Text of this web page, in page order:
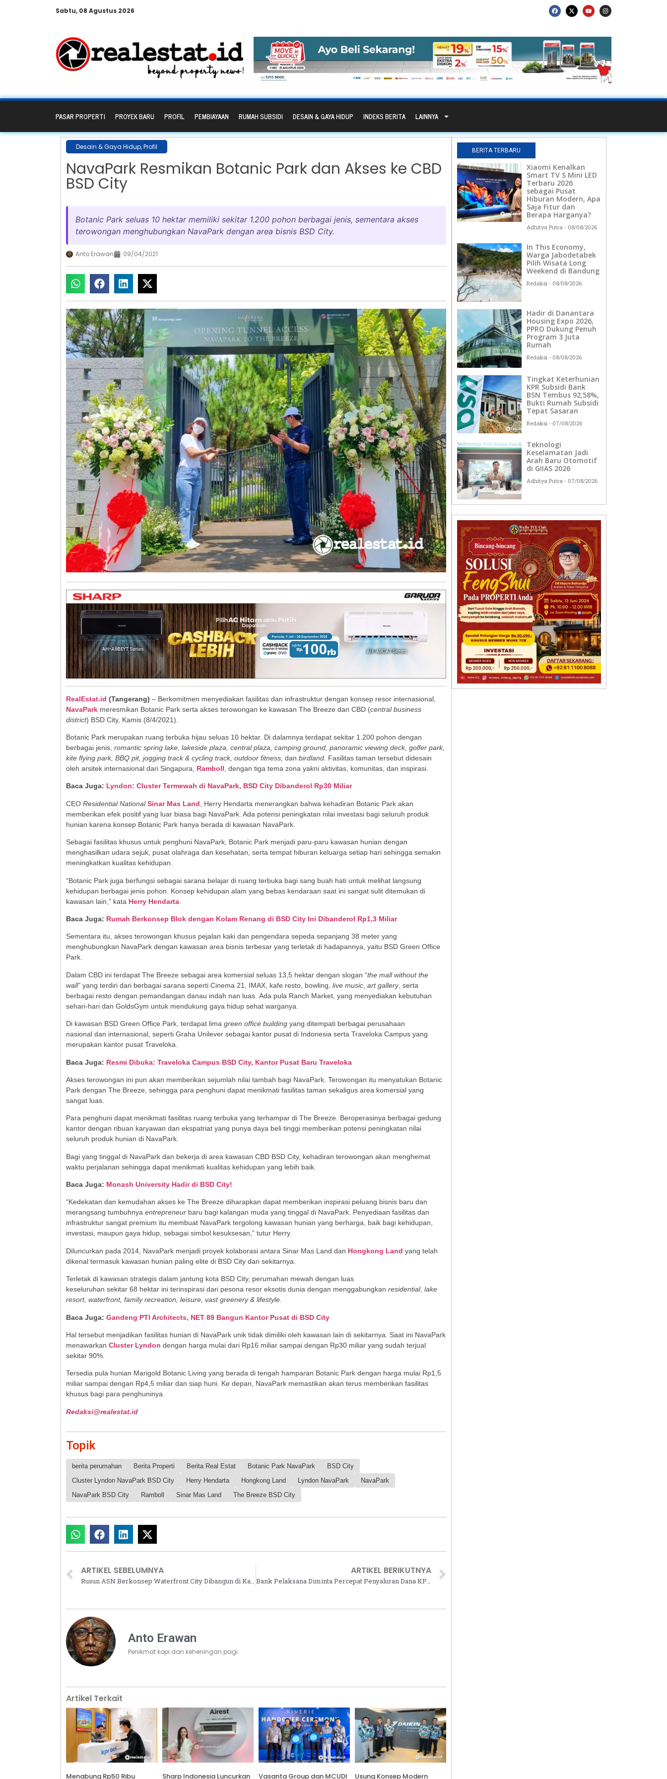
Sabtu, 08 Agustus 2026
PASAR PROPERTI PROYEK BARU PROFIL PEMBIAYAAN RUMAH SUBSIDI DESAIN & GAYA HIDUP INDEKS BERITA LAINNYA
Desain & Gaya Hidup,Profil
NavaPark Resmikan Botanic Park dan Akses ke CBD
BSD City
Botanic Park seluas 10 hektar memiliki sekitar 1.200 pohon berbagai jenis, sementara akses
terowongan menghubungkan NavaPark dengan area bisnis BSD City.
Anto Erawan 09/04/2021
RealEstat.id (Tangerang) – Berkomitmen menyediakan fasilitas dan infrastruktur dengan konsep resor internasional,
NavaPark meresmikan Botanic Park serta akses terowongan ke kawasan The Breeze dan CBD (central business
district) BSD City, Kamis (8/4/2021).
Botanic Park merupakan ruang terbuka hijau seluas 10 hektar. Di dalamnya terdapat sekitar 1.200 pohon dengan
berbagai jenis, romantic spring lake, lakeside plaza, central plaza, camping ground, panoramic viewing deck, golfer park,
kite flying park, BBQ pit, jogging track & cycling track, outdoor fitness, dan birdland . Fasilitas taman tersebut didesain
oleh arsitek internasional dari Singapura, Ramboll , dengan tiga tema zona yakni aktivitas, komunitas, dan inspirasi.
Baca Juga: Lyndon: Cluster Termewah di NavaPark, BSD City Dibanderol Rp30 Miliar
CEO Residential NationalSinar Mas Land , Herry Hendarta menerangkan bahwa kehadiran Botanic Park akan
memberikan efek positif yang luar biasa bagi NavaPark. Ada potensi peningkatan nilai investasi bagi seluruh produk
hunian karena konsep Botanic Park hanya berada di kawasan NavaPark.
Sebagai fasilitas khusus untuk penghuni NavaPark, Botanic Park menjadi paru-paru kawasan hunian dengan
menghasilkan udara sejuk, pusat olahraga dan kesehatan, serta tempat hiburan keluarga setiap hari sehingga semakin
meningkatkan kualitas kehidupan.
“Botanic Park juga berfungsi sebagai sarana belajar di ruang terbuka bagi sang buah hati untuk melihat langsung
kehidupan berbagai jenis pohon. Konsep kehidupan alam yang bebas kendaraan saat ini sangat sulit ditemukan di
kawasan lain,” kata Herry Hendarta
Baca Juga: Rumah Berkonsep Blok dengan Kolam Renang di BSD City Ini Dibanderol Rp1,3 Miliar
Sementara itu, akses terowongan khusus pejalan kaki dan pengendara sepeda sepanjang 38 meter yang
menghubungkan NavaPark dengan kawasan area bisnis terbesar yang terletak di hadapannya, yaitu BSD Green Office
Park.
Dalam CBD ini terdapat The Breeze sebagai area komersial seluas 13,5 hektar dengan slogan “the mall without the
wall” yang terdiri dari berbagai sarana seperti Cinema 21, IMAX, kafe resto, bowling, live music art gallery, serta
berbagai resto dengan pemandangan danau indah nan luas. Ada pula Ranch Market, yang menyediakan kebutuhan
sehari-hari dan GoldsGym untuk mendukung gaya hidup sehat warganya.
Di kawasan BSD Green Office Park, terdapat lima green office building yang ditempati berbagai perusahaan
nasional dan internasional, seperti Graha Unilever sebagai kantor pusat di Indonesia serta Traveloka Campus yang
merupakan kantor pusat Traveloka.
Baca Juga: Resmi Dibuka: Traveloka Campus BSD City, Kantor Pusat Baru Traveloka
Akses terowongan ini pun akan memberikan sejumlah nilai tambah bagi NavaPark. Terowongan itu menyatukan Botanic
Park dengan The Breeze, sehingga para penghuni dapat menikmati fasilitas taman sekaligus area komersial yang
sangat luas.
Para penghuni dapat menikmati fasilitas ruang terbuka yang terhampar di The Breeze. Beroperasinya berbagai gedung
kantor dengan ribuan karyawan dan ekspatriat yang punya daya beli tinggi memberikan potensi peningkatan nilai
seluruh produk hunian di NavaPark.
Bagi yang tinggal di NavaPark dan bekerja di area kawasan CBD BSD City, kehadiran terowongan akan menghemat
waktu perjalanan sehingga dapat menikmati kualitas kehidupan yang lebih baik.
Baca Juga: Monash University Hadir di BSD City!
“Kedekatan dan kemudahan akses ke The Breeze diharapkan dapat memberikan inspirasi peluang bisnis baru dan
merangsang tumbuhnya entrepreneur baru bagi kalangan muda yang tinggal di NavaPark. Penyediaan fasilitas dan
infrastruktur sangat premium itu membuat NavaPark tergolong kawasan hunian yang berharga, baik bagi kehidupan,
investasi, maupun gaya hidup, sebagai simbol kesuksesan,” tutur Herry.
Diluncurkan pada 2014, NavaPark menjadi proyek kolaborasi antara Sinar Mas Land dan Hongkong Land yang telah
dikenal termasuk kawasan hunian paling elite di BSD City dan sekitarnya.
Terletak di kawasan strategis dalam jantung kota BSD City, perumahan mewah dengan luas
keseluruhan sekitar 68 hektar ini terinspirasi dari pesona resor eksotis dunia dengan menggabungkan residential, lake
resort, waterfront, family recreation, leisure, vast greenery & lifestyle.
Baca Juga: Gandeng PTI Architects, NET 89 Bangun Kantor Pusat di BSD City
Hal tersebut menjadikan fasilitas hunian di NavaPark unik tidak dimiliki oleh kawasan lain di sekitarnya. Saat ini NavaPark
menawarkan Cluster Lyndon dengan harga mulai dari Rp16 miliar sampai dengan Rp30 miliar yang sudah terjual
sekitar 90%.
Tersedia pula hunian Marigold Botanic Living yang berada di tengah hamparan Botanic Park dengan harga mulai Rp1,5
miliar sampai dengan Rp4,5 miliar dan siap huni. Ke depan, NavaPark memastikan akan terus memberikan fasilitas
khusus bagi para penghuninya.
Redaksi@realestat.id
Topik
berita perumahan Berita Properti Berita Real Estat Botanic Park NavaPark
BSD City
Cluster Lyndon NavaPark BSD City
Herry Hendarta Hongkong Land Lyndon NavaPark
NavaPark
NavaPark BSD City
Ramboll Sinar Mas Land The Breeze BSD City
ARTIKEL SEBELUMNYA
Rusun ASN Berkonsep Waterfront City Dibangun di Kalimantan Barat
ARTIKEL BERIKUTNYA
Bank Pelaksana Diminta Percepat Penyaluran Dana KPR Subsidi FLPP
Anto Erawan
Penikmat kopi dan keheningan pagi.
Artikel Terkait
Menabung Rp50 Ribu Sharp Indonesia Luncurkan Vasanta Group dan MCUDI Usung Konsep Modern
BERITA TERBARU
Xiaomi Kenalkan
Smart TV S Mini LED
Terbaru 2026
sebagai Pusat
Hiburan Modern, Apa
Saja Fitur dan
Berapa Harganya?
Adhitya Putra 08/08/2026
In This Economy,
Warga Jabodetabek
Pilih Wisata Long
Weekend di Bandung
Redaksi 08/08/2026
Hadir di Danantara
Housing Expo 2026,
PPRO Dukung Penuh
Program 3 Juta
Rumah
Redaksi 08/08/2026
Tingkat Keterhunian
KPR Subsidi Bank
BSN Tembus 92,58%,
Bukti Rumah Subsidi
Tepat Sasaran
Redaksi 07/08/2026
Teknologi
Keselamatan Jadi
Arah Baru Otomotif
di GIIAS 2026
Adhitya Putra 07/08/2026